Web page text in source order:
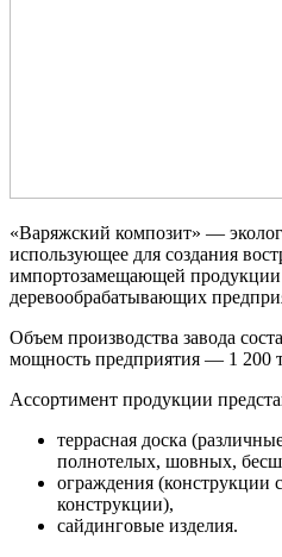
«Варяжский композит» —
использующее для создания
импортозамещающей
деревообрабатывающих
Объем производства завода
мощность предприятия — 1 200
Ассортимент продукции
террасная доска
полнотелых, шовных,
ограждения (конструкции
конструкции),
сайдинговые изделия.